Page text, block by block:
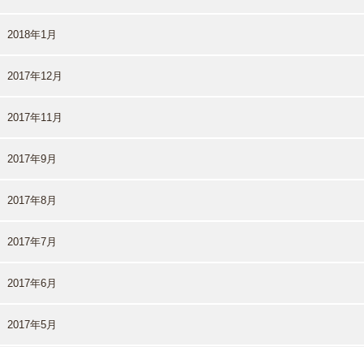
2018年1月
2017年12月
2017年11月
2017年9月
2017年8月
2017年7月
2017年6月
2017年5月